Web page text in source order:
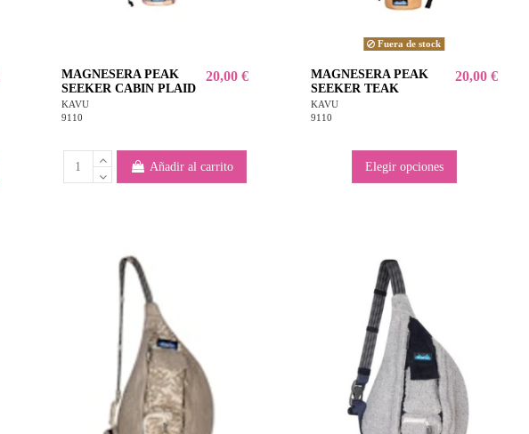
MAGNESERA PEAK
SEEKER CABIN PLAID
KAVU
9110
20,00 €
Añadir al carrito
Fuera de stock
MAGNESERA PEAK
SEEKER TEAK
KAVU
9110
20,00 €
Elegir opciones